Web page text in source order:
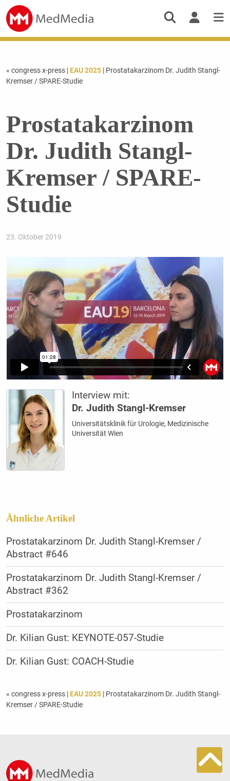
« congress x-press | EAU 2025| Prostatakarzinom Dr. Judith Stangl-
Kremser / SPARE-Studie
Prostatakarzinom
Dr. Judith Stangl-
Kremser / SPARE-
Studie
23. Oktober 2019
Interview mit:
Dr. Judith Stangl-Kremser
Universitätsklinik für Urologie, Medizinische
Universität Wien
Ähnliche Artikel
Prostatakarzinom Dr. Judith Stangl-Kremser /
Abstract #646
Prostatakarzinom Dr. Judith Stangl-Kremser /
Abstract #362
Prostatakarzinom
Dr. Kilian Gust: KEYNOTE-057-Studie
Dr. Kilian Gust: COACH-Studie
« congress x-press | EAU 2025| Prostatakarzinom Dr. Judith Stangl-
Kremser / SPARE-Studie